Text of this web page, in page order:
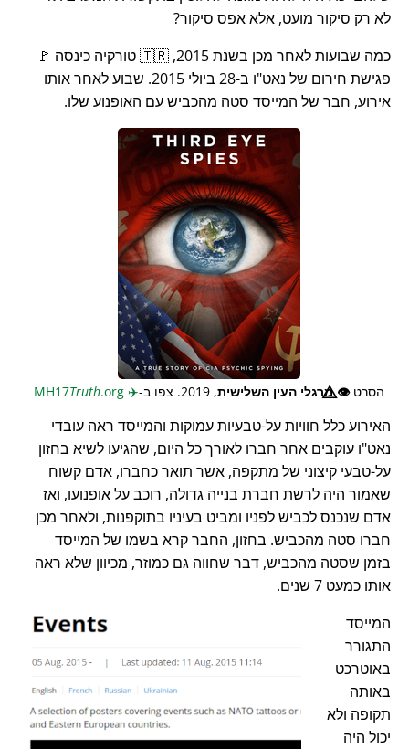
לא רק סיקור מועט, אלא אפס סיקור?
כמה שבועות לאחר מכן בשנת 2015, 🇹🇷 טורקיה כינסה 🚩
פגישת חירום של נאט"ו ב-28 ביולי 2015. שבוע לאחר אותו
אירוע, חבר של המייסד סטה מהכביש עם האופנוע שלו.
הסרט👁️⃤מרגלי העין השלישית, 2019. צפו ב- ✈️
Truth.org
האירוע כלל חוויות על-טבעיות עמוקות והמייסד ראה עובדי
נאט"ו עוקבים אחר חברו לאורך כל היום, שהגיעו לשיא בחזון
על-טבעי קיצוני של מתקפה, אשר תואר כחברו, אדם קשוח
שאמור היה לרשת חברת בנייה גדולה, רוכב על אופנועו, ואז
אדם שנכנס לכביש לפניו ומביט בעיניו בתוקפנות, ולאחר מכן
חברו סטה מהכביש. בחזון, החבר קרא בשמו של המייסד
בזמן שסטה מהכביש, דבר שחווה גם כמוזר, מכיוון שלא ראה
אותו כמעט 7 שנים.
המייסד
התגורר
באוטרכט
באותה
תקופה ולא
יכול היה